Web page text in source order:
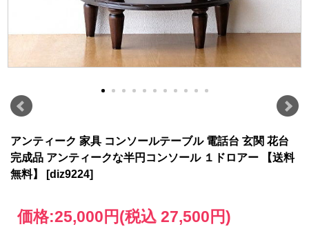
アンティーク 家具 コンソールテーブル 電話台 玄関 花台
完成品 アンティークな半円コンソール １ドロアー 【送料
無料】 [diz9224]
価格:25,000円(税込 27,500円)